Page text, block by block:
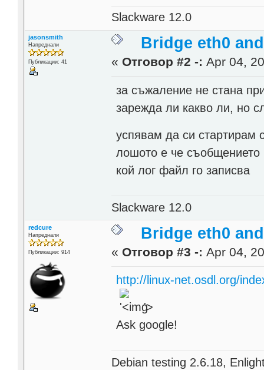
Slackware 12.0
jasonsmith
Напреднали
Публикации: 41
Bridge eth0
« Отговор #2 -: Apr 04,
за съжаление не стана
зарежда ли какво ли, но
успявам да си стартирам
лошото е че съобщението
кой лог файл го записва
Slackware 12.0
redcure
Напреднали
Публикации: 914
Bridge eth0
« Отговор #3 -: Apr 04,
http://linux-net.osdl.org/
'>
Ask google!
Debian testing 2.6.18,